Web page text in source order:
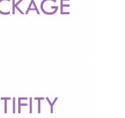
motor trail dan,
memang sekilas
ketiga jenis motor ini
dan tinggi,
bunyinya yang nyaring.
RAYA Motor trail